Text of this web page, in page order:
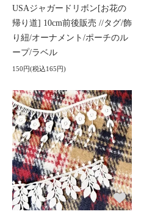
USAジャガードリボン[お花の
帰り道] 10cm前後販売 //タグ/飾
り紐/オーナメント/ポーチのル
ープ/ラベル
150円(税込165円)